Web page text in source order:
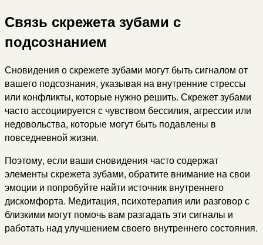
Связь скрежета зубами с
подсознанием
Сновидения о скрежете зубами могут быть сигналом от
вашего подсознания, указывая на внутренние стрессы
или конфликты, которые нужно решить. Скрежет зубами
часто ассоциируется с чувством бессилия, агрессии или
недовольства, которые могут быть подавлены в
повседневной жизни.
Поэтому, если ваши сновидения часто содержат
элементы скрежета зубами, обратите внимание на свои
эмоции и попробуйте найти источник внутреннего
дискомфорта. Медитация, психотерапия или разговор с
близкими могут помочь вам разгадать эти сигналы и
работать над улучшением своего внутреннего состояния.